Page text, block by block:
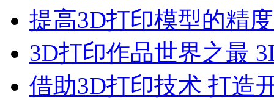
提高3D打印模型的精
3D打印作品世界之最
借助3D打印技术 打造